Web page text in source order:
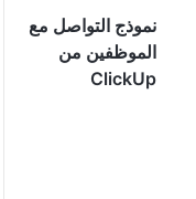
نموذج التواصل مع
الموظفين من
ClickUp